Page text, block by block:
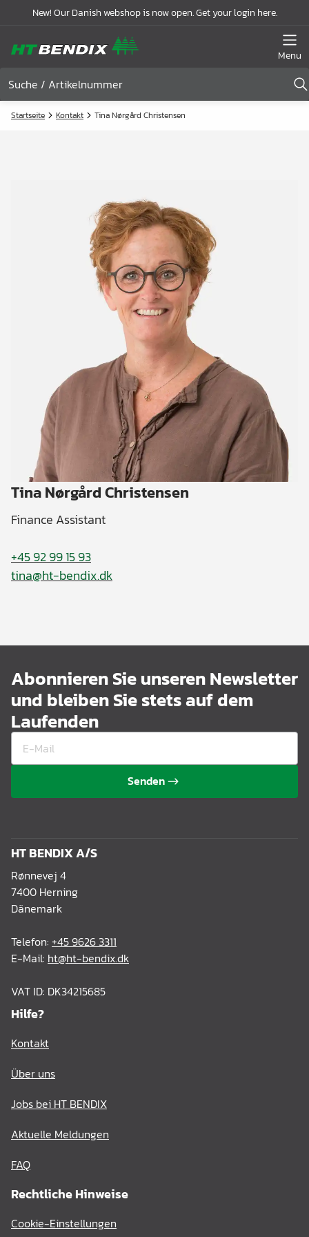
New! Our Danish webshop is now open. Get your login here.
Menu
Startseite Kontakt Tina Nørgård Christensen
Tina Nørgård Christensen
Finance Assistant
+45 92 99 15 93
tina@ht-bendix.dk
Abonnieren Sie unseren Newsletter
und bleiben Sie stets auf dem
Laufenden
Senden
HT BENDIX A/S
Rønnevej 4
7400 Herning
Dänemark
Telefon: +45 9626 3311
E-Mail: ht@ht-bendix.dk
VAT ID: DK34215685
Hilfe?
Kontakt
Über uns
Jobs bei HT BENDIX
Aktuelle Meldungen
FAQ
Rechtliche Hinweise
Cookie-Einstellungen